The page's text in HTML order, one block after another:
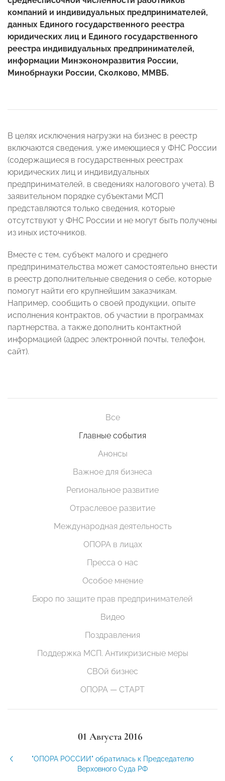
компаний и индивидуальных предпринимателей,
данных Единого государственного реестра
юридических лиц и Единого государственного
реестра индивидуальных предпринимателей,
информации Минэкономразвития России,
Минобрнауки России, Сколково, ММВБ.
В целях исключения нагрузки на бизнес в реестр
включаются сведения, уже имеющиеся у ФНС России
(содержащиеся в государственных реестрах
юридических лиц и индивидуальных
предпринимателей, в сведениях налогового учета). В
заявительном порядке субъектами МСП
представляются только сведения, которые
отсутствуют у ФНС России и не могут быть получены
из иных источников.
Вместе с тем, субъект малого и среднего
предпринимательства может самостоятельно внести
в реестр дополнительные сведения о себе, которые
помогут найти его крупнейшим заказчикам.
Например, сообщить о своей продукции, опыте
исполнения контрактов, об участии в программах
партнерства, а также дополнить контактной
информацией (адрес электронной почты, телефон,
сайт).
Все
Главные события
Анонсы
Важное для бизнеса
Региональное развитие
Отраслевое развитие
Международная деятельность
ОПОРА в лицах
Пресса о нас
Особое мнение
Бюро по защите прав предпринимателей
Видео
Поздравления
Поддержка МСП. Антикризисные меры
СВОй бизнес
ОПОРА — СТАРТ
01 Августа 2016
"ОПОРА РОССИИ" обратилась к Председателю
Верховного Суда РФ